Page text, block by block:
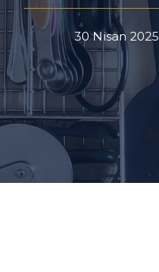
30 Nisan 2025